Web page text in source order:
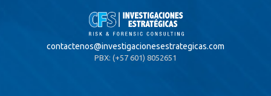
contactenos@investigacionesestrategicas.com
PBX: (+57 601) 8052651